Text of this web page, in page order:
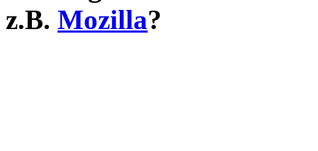
z.B. Mozilla?